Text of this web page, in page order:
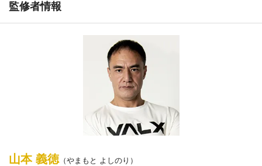
監修者情報
山本 義徳（やまもと よしのり）